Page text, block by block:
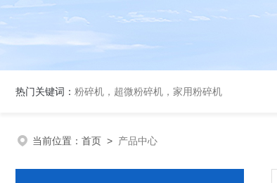
热门关键词： 粉碎机，超微粉碎机，家用粉碎机
当前位置： 首页 > 产品中心